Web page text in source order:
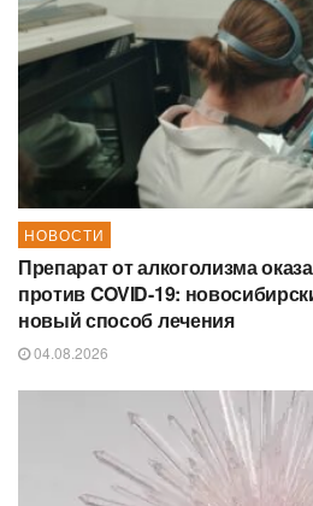
НОВОСТИ
Препарат от алкоголизма
против COVID-19:
новый способ лечения
04.08.2026